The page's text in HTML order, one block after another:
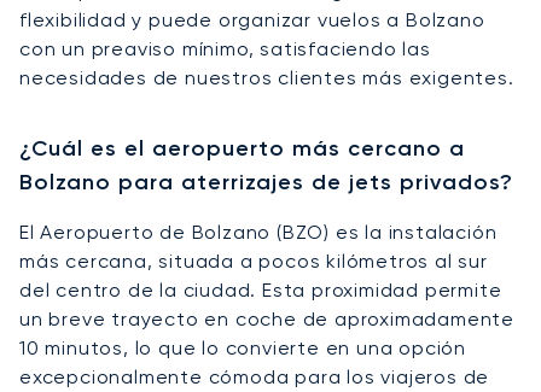
flexibilidad y puede organizar vuelos a Bolzano
con un preaviso mínimo, satisfaciendo las
necesidades de nuestros clientes más exigentes.
¿Cuál es el aeropuerto más cercano a
Bolzano para aterrizajes de jets privados?
El Aeropuerto de Bolzano (BZO) es la instalación
más cercana, situada a pocos kilómetros al sur
del centro de la ciudad. Esta proximidad permite
un breve trayecto en coche de aproximadamente
10 minutos, lo que lo convierte en una opción
excepcionalmente cómoda para los viajeros de